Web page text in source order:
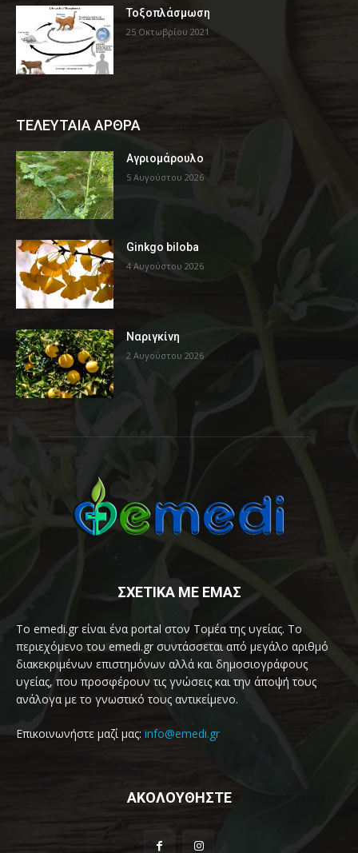
Τοξοπλάσμωση
25 Οκτωβρίου 2021
ΤΕΛΕΥΤΑΙΑ ΑΡΘΡΑ
Αγριομάρουλο
5 Αυγούστου 2026
Ginkgo biloba
4 Αυγούστου 2026
Ναριγκίνη
2 Αυγούστου 2026
ΣΧΕΤΙΚΑ ΜΕ ΕΜΑΣ
Το emedi.gr είναι ένα portal στον Τομέα της υγείας. Το
περιεχόμενο του emedi.gr συντάσσεται από μεγάλο αριθμό
διακεκριμένων επιστημόνων αλλά και δημοσιογράφους
υγείας, που προσφέρουν τις γνώσεις και την άποψή τους
ανάλογα με το γνωστικό τους αντικείμενο.
Επικοινωνήστε μαζί μας: info@emedi.gr
ΑΚΟΛΟΥΘΗΣΤΕ